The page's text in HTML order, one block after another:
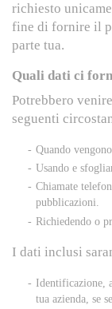
richiesto
fine di fornire il
parte tua.
Quali dati ci
Potrebbero
seguenti
Quando
Usando e
Chiamate
pubblicazioni.
Richiedendo o
I dati inclusi
Identificazione,
tua azienda, se